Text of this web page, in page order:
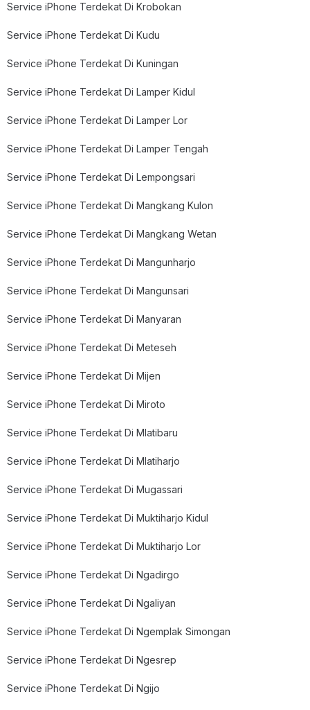
Service iPhone Terdekat Di Krobokan
Service iPhone Terdekat Di Kudu
Service iPhone Terdekat Di Kuningan
Service iPhone Terdekat Di Lamper Kidul
Service iPhone Terdekat Di Lamper Lor
Service iPhone Terdekat Di Lamper Tengah
Service iPhone Terdekat Di Lempongsari
Service iPhone Terdekat Di Mangkang Kulon
Service iPhone Terdekat Di Mangkang Wetan
Service iPhone Terdekat Di Mangunharjo
Service iPhone Terdekat Di Mangunsari
Service iPhone Terdekat Di Manyaran
Service iPhone Terdekat Di Meteseh
Service iPhone Terdekat Di Mijen
Service iPhone Terdekat Di Miroto
Service iPhone Terdekat Di Mlatibaru
Service iPhone Terdekat Di Mlatiharjo
Service iPhone Terdekat Di Mugassari
Service iPhone Terdekat Di Muktiharjo Kidul
Service iPhone Terdekat Di Muktiharjo Lor
Service iPhone Terdekat Di Ngadirgo
Service iPhone Terdekat Di Ngaliyan
Service iPhone Terdekat Di Ngemplak Simongan
Service iPhone Terdekat Di Ngesrep
Service iPhone Terdekat Di Ngijo